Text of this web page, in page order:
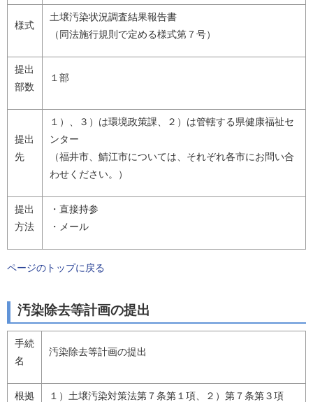
様式
土壌汚染状況調査結果報告書
（同法施行規則で定める様式第７号）
提出
部数
１部
提出
先
１）、３）は環境政策課、２）は管轄する県健康福祉セ
ンター
（福井市、鯖江市については、それぞれ各市にお問い合
わせください。）
提出
方法
・直接持参
・メール
ページのトップに戻る
汚染除去等計画の提出
手続
名
汚染除去等計画の提出
根拠 １）土壌汚染対策法第７条第１項、２）第７条第３項